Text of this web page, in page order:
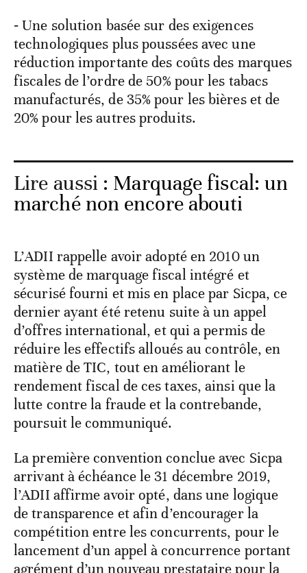
‐ Une solution basée sur des exigences
technologiques plus poussées avec une
réduction importante des coûts des marques
fiscales de l’ordre de 50% pour les tabacs
manufacturés, de 35% pour les bières et de
20% pour les autres produits.
Lire aussi : Marquage fiscal: un
marché non encore abouti
L’ADII rappelle avoir adopté en 2010 un
système de marquage fiscal intégré et
sécurisé fourni et mis en place par Sicpa, ce
dernier ayant été retenu suite à un appel
d’offres international, et qui a permis de
réduire les effectifs alloués au contrôle, en
matière de TIC, tout en améliorant le
rendement fiscal de ces taxes, ainsi que la
lutte contre la fraude et la contrebande,
poursuit le communiqué.
La première convention conclue avec Sicpa
arrivant à échéance le 31 décembre 2019,
l’ADII affirme avoir opté, dans une logique
de transparence et afin d’encourager la
compétition entre les concurrents, pour le
lancement d’un appel à concurrence portant
agrément d’un nouveau prestataire pour la